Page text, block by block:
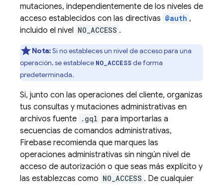
mutaciones, independientemente de los niveles de
acceso establecidos con las directivas @auth ,
incluido el nivel NO_ACCESS .
Nota:Si no estableces un nivel de acceso para una
operación, se establece NO_ACCESSde forma
predeterminada.
Si, junto con las operaciones del cliente, organizas
tus consultas y mutaciones administrativas en
archivos fuente .gql para importarlas a
secuencias de comandos administrativas,
Firebase recomienda que marques las
operaciones administrativas sin ningún nivel de
acceso de autorización o que seas más explícito y
las establezcas como NO_ACCESS . De cualquier